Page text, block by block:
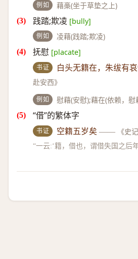
例如 藉槀(坐于草垫之上)
践踏;欺凌 [bully]
例如 凌藉(践踏;欺凌)
抚慰 [placate]
书证 白头无籍在，朱绂有
赴安西》
例如 慰藉(安慰);藉在(依赖，慰
“借”的繁体字
书证 空籍五岁矣 —— 《史
“一云:‘籍，借也，谓借失国之后